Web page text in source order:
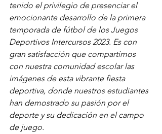
tenido el privilegio de presenciar el
emocionante desarrollo de la primera
temporada de fútbol de los Juegos
Deportivos Intercursos 2023. Es con
gran satisfacción que compartimos
con nuestra comunidad escolar las
imágenes de esta vibrante fiesta
deportiva, donde nuestros estudiantes
han demostrado su pasión por el
deporte y su dedicación en el campo
de juego.